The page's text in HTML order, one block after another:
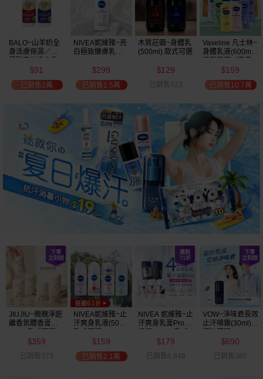
BALO~山羊奶全
身活膚保濕／玻
液(550ml) 款式可
選
$91
已銷售2萬
NIVEA妮維雅~亮
白極致嫩膚乳液
$299
已銷售1.5萬
木質莊園~身體乳
(500ml) 款式可選
$129
已銷售523
Vaseline 凡士林~
身體乳液(600ml)
保濕鎖水／全方
位保濕鎖水／可
可油／薰衣草／
+E 款式可選
$159
已銷售10.7萬
JIUJIU~親親淨距
離香氛體香膏
$359
已銷售373
NIVEA妮維雅~止
汗爽身乳液(50ml)
$159
已銷售2.1萬
NIVEA 妮維雅~止
汗爽身乳膏Pro升
$179
已銷售6,648
VOW~淨味君長效
止汗噴霧(30ml)
$690
已銷售380